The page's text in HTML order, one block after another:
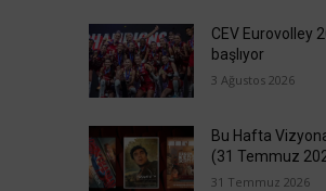
CEV Eurovolley
başlıyor
3 Ağustos 2026
Bu Hafta
(31 Temmuz
31 Temmuz 2026